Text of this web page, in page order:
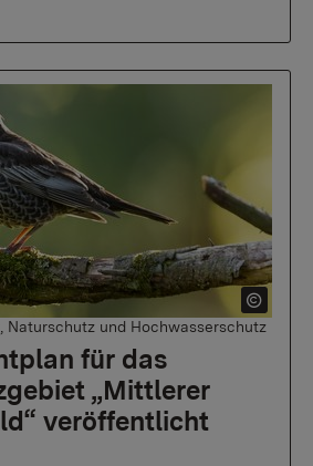
für das
„Mittlerer
veröffentlicht
Naturschutz und Hochwasserschutz